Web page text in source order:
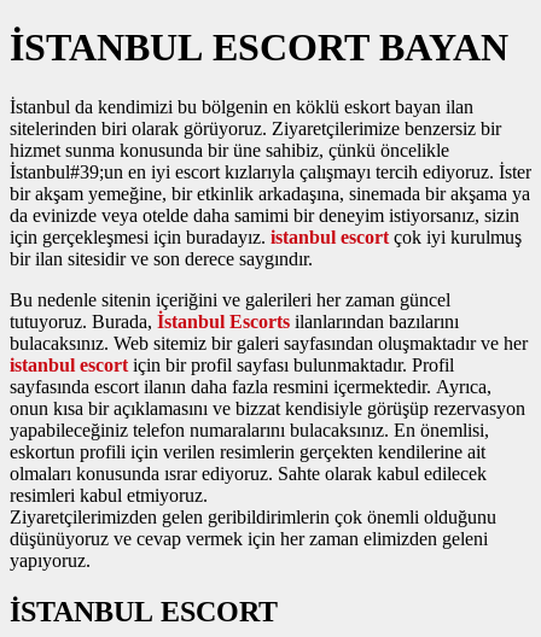
İSTANBUL ESCORT BAYAN
İstanbul da kendimizi bu bölgenin en köklü eskort bayan ilan
sitelerinden biri olarak görüyoruz. Ziyaretçilerimize benzersiz bir
hizmet sunma konusunda bir üne sahibiz, çünkü öncelikle
İstanbul#39;un en iyi escort kızlarıyla çalışmayı tercih ediyoruz. İster
bir akşam yemeğine, bir etkinlik arkadaşına, sinemada bir akşama ya
da evinizde veya otelde daha samimi bir deneyim istiyorsanız, sizin
için gerçekleşmesi için buradayız. istanbul escort çok iyi kurulmuş
bir ilan sitesidir ve son derece saygındır.
Bu nedenle sitenin içeriğini ve galerileri her zaman güncel
tutuyoruz. Burada, İstanbul Escorts ilanlarından bazılarını
bulacaksınız. Web sitemiz bir galeri sayfasından oluşmaktadır ve her
istanbul escort için bir profil sayfası bulunmaktadır. Profil
sayfasında escort ilanın daha fazla resmini içermektedir. Ayrıca,
onun kısa bir açıklamasını ve bizzat kendisiyle görüşüp rezervasyon
yapabileceğiniz telefon numaralarını bulacaksınız. En önemlisi,
eskortun profili için verilen resimlerin gerçekten kendilerine ait
olmaları konusunda ısrar ediyoruz. Sahte olarak kabul edilecek
resimleri kabul etmiyoruz.
Ziyaretçilerimizden gelen geribildirimlerin çok önemli olduğunu
düşünüyoruz ve cevap vermek için her zaman elimizden geleni
yapıyoruz.
İSTANBUL ESCORT